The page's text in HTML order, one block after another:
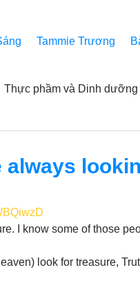
Tammie Trương
Thực phầm và Dinh dưỡng
always
I know some of those
look for treasure,